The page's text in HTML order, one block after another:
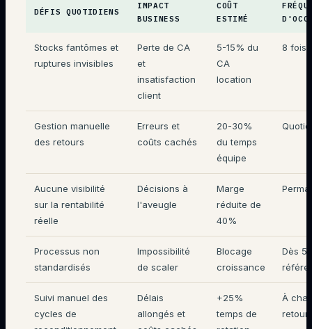
DÉFIS QUOTIDIENS
IMPACT
BUSINESS
COÛT
ESTIMÉ
Stocks fantômes et
ruptures invisibles
Perte de CA
et
insatisfaction
client
5-15% du
CA
location
8 fois
Gestion manuelle
des retours
Erreurs et
coûts cachés
20-30%
du temps
équipe
Aucune visibilité
sur la rentabilité
réelle
Décisions à
l'aveugle
Marge
réduite de
40%
Processus non
standardisés
Impossibilité
de scaler
Blocage
croissance
Dès
Suivi manuel des
cycles de
Délais
allongés et
+25%
temps de
À
retour